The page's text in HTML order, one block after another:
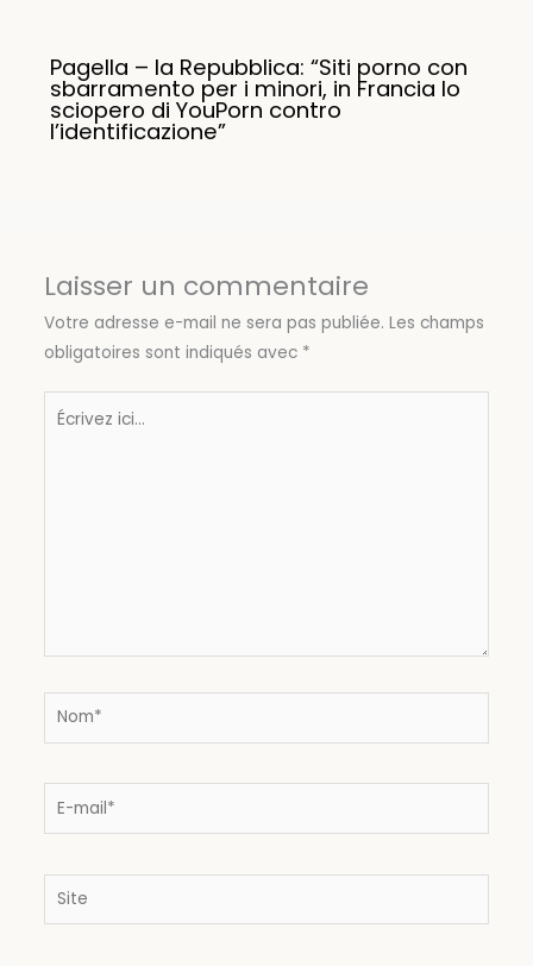
Pagella – la Repubblica: “Siti porno con
sbarramento per i minori, in Francia lo
sciopero di YouPorn contro
l’identificazione”
Laisser un commentaire
Votre adresse e-mail ne sera pas publiée. Les champs
obligatoires sont indiqués avec *
Écrivez
Nom*
E-
Site